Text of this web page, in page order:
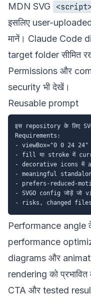
MDN SVG
<script>
इसलिए user-
मानें। Claude Code
target folder सीमित
Permissions और
security भी देखें।
Reusable prompt
इस repository के लिए
Requirements:
- viewBox="0 0 24 24"
- fill या stroke में
- decorative icons में
- meaningful
- prefers-reduced-
- SVGO config जोड़ें जो
Performance angle
performance
diagrams और
rendering को
CTA और tested